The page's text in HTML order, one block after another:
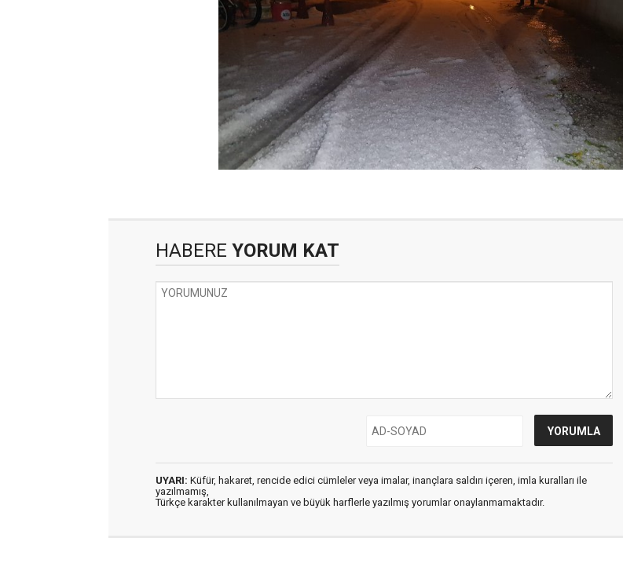
HABERE YORUM KAT
UYARI: Küfür, hakaret, rencide edici cümleler veya imalar, inançlara saldırı içeren, imla kuralları ile
yazılmamış,
Türkçe karakter kullanılmayan ve büyük harflerle yazılmış yorumlar onaylanmamaktadır.